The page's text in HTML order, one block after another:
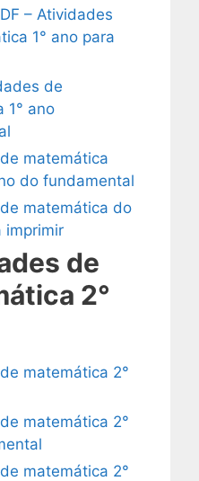
– Atividades
1° ano para
de
1° ano
matemática
do fundamental
matemática do
imprimir
de
2°
matemática 2°
matemática 2°
matemática 2°